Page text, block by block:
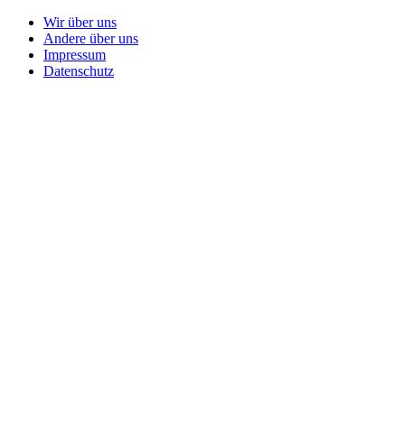
Wir über uns
Andere über uns
Impressum
Datenschutz